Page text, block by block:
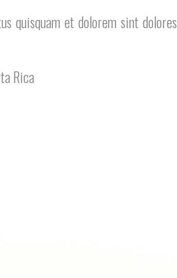
quisquam et dolorem sint dolores
Rica